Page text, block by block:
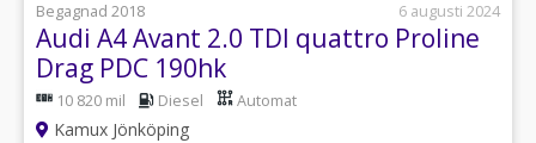
Begagnad 2018
6 augusti 2024
Audi A4 Avant 2.0 TDI quattro Proline
Drag PDC 190hk
10 820 mil Diesel Automat
Kamux Jönköping